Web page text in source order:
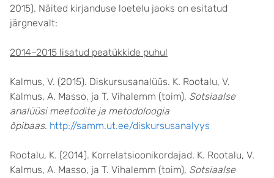
2015). Näited kirjanduse loetelu jaoks on esitatud
järgnevalt:
2014–2015 lisatud peatükkide puhul
Kalmus, V. (2015). Diskursusanalüüs. K. Rootalu, V.
Kalmus, A. Masso, ja T. Vihalemm (toim), Sotsiaalse
analüüsi meetodite ja metodoloogia
õpibaas. http://samm.ut.ee/diskursusanalyys
Rootalu, K. (2014). Korrelatsioonikordajad. K. Rootalu, V.
Kalmus, A. Masso, ja T. Vihalemm (toim), Sotsiaalse